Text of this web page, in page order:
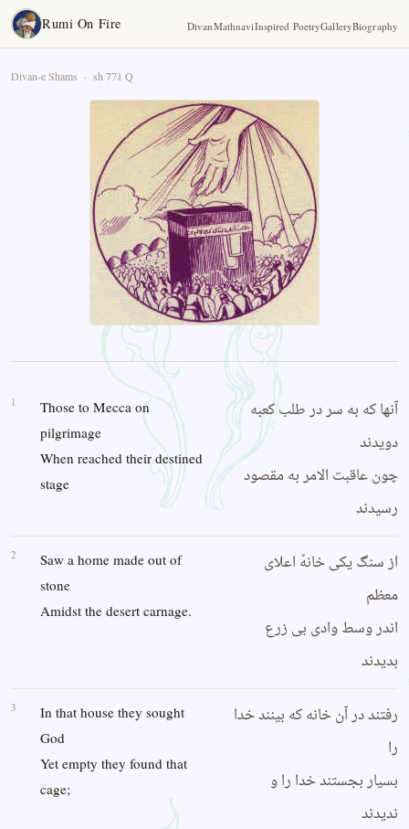
Rumi On Fire DivanMathnaviInspired PoetryGalleryBiography
Divan-e Shams · sh 771 Q
1
Those to Mecca on
pilgrimage
When reached their destined
stage
آنها که به سر در طلب کعبه
دویدند
چون عاقبت الامر به مقصود
رسیدند
2
Saw a home made out of
stone
Amidst the desert carnage.
از سنگ یکی خانهً اعلای
معظم
اندر وسط وادی بی زرع
بدیدند
3
In that house they sought
God
Yet empty they found that
cage;
رفتند در آن خانه که بینند خدا
را
بسیار بجستند خدا را و
ندیدند